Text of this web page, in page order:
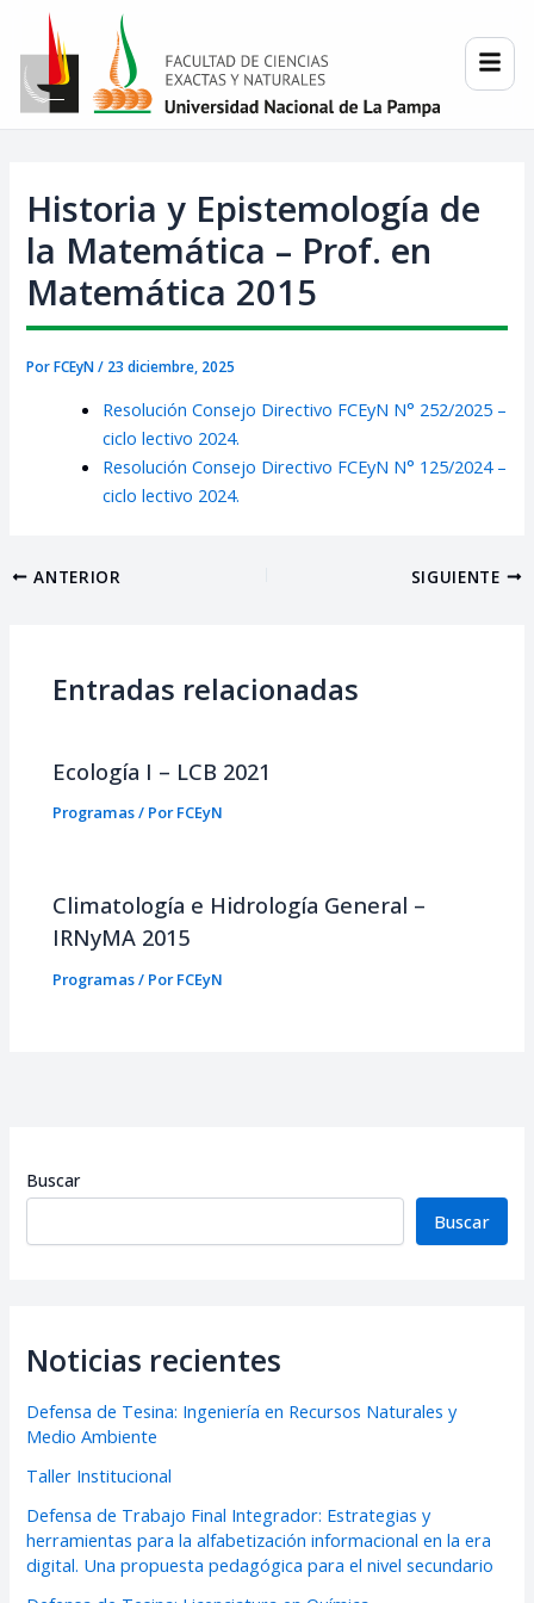
contenido
Historia y Epistemología de
la Matemática – Prof. en
Matemática 2015
PorFCEyN/ 23 diciembre, 2025
Resolución Consejo Directivo FCEyN N° 252/2025 –
ciclo lectivo 2024.
Resolución Consejo Directivo FCEyN N° 125/2024 –
ciclo lectivo 2024.
navigation
ANTERIOR SIGUIENTE
Entradas relacionadas
Ecología I – LCB 2021
Programas/ PorFCEyN
Climatología e Hidrología General –
IRNyMA 2015
Programas/ PorFCEyN
Buscar
Buscar
Noticias recientes
Defensa de Tesina: Ingeniería en Recursos Naturales y
Medio Ambiente
Taller Institucional
Defensa de Trabajo Final Integrador: Estrategias y
herramientas para la alfabetización informacional en la era
digital. Una propuesta pedagógica para el nivel secundario